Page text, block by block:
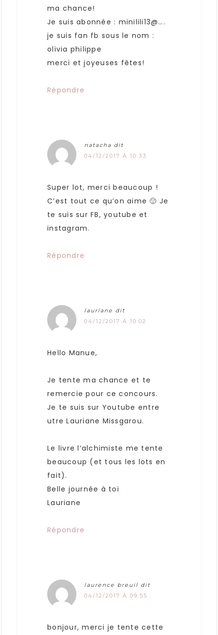
ma chance!
Je suis abonnée : minilili13@….
je suis fan fb sous le nom :
olivia philippe
merci et joyeuses fêtes!
Répondre
natacha dit
04/12/2017 À 10:33
Super lot, merci beaucoup !
C’est tout ce qu’on aime 🙂 Je
te suis sur FB, youtube et
instagram.
Répondre
lauriane dit
04/12/2017 À 10:02
Hello Manue,
Je tente ma chance et te
remercie pour ce concours.
Je te suis sur Youtube entre
utre Lauriane Missgarou.
Le livre l’alchimiste me tente
beaucoup (et tous les lots en
fait).
Belle journée à toi
Lauriane
Répondre
laurence breuil dit
04/12/2017 À 09:55
bonjour, merci je tente cette